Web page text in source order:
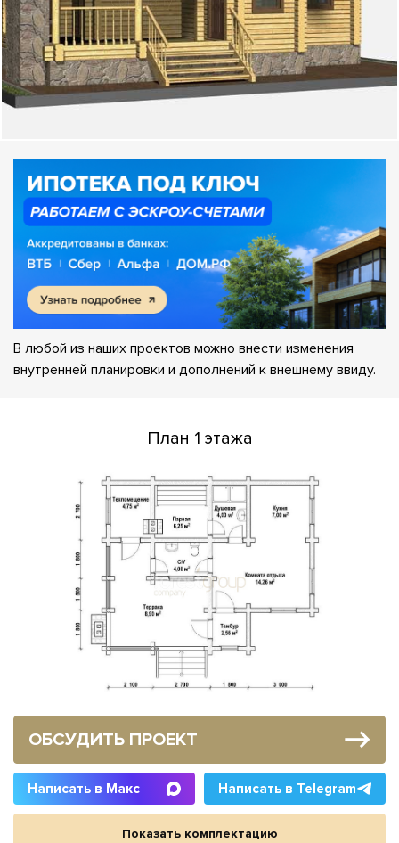
В любой из наших проектов можно внести изменения
внутренней планировки и дополнений к внешнему ввиду.
План 1 этажа
ОБСУДИТЬ ПРОЕКТ
Написать в Макс Написать в Telegram
Показать комплектацию